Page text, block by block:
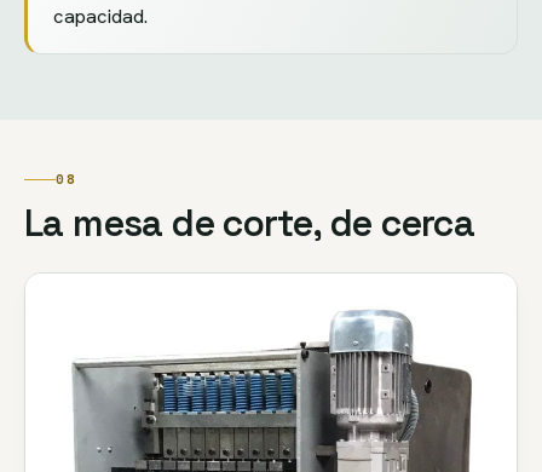
capacidad.
08
La mesa de corte, de cerca